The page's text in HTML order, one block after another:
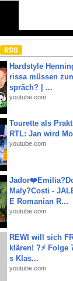
Hardstyle
rissa müssen
spräch? | ...
youtube.com
Tourette als
RTL: Jan wird
youtube.com
Maly?Costi -
E Romanian R...
youtube.com
REWI will sich
klären! ?⚡️ Folge
s Klas...
youtube.com